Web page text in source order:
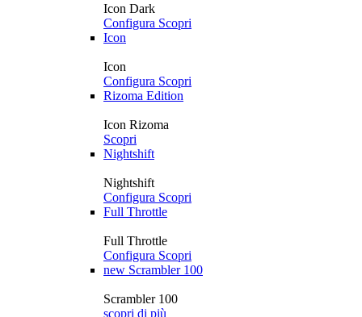
Icon Dark
Configura Scopri
Icon
Icon
Configura Scopri
Rizoma Edition
Icon Rizoma
Scopri
Nightshift
Nightshift
Configura Scopri
Full Throttle
Full Throttle
Configura Scopri
new Scrambler 100
Scrambler 100
scopri di più